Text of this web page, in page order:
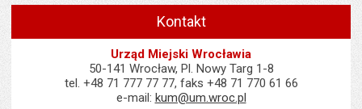
Kontakt
Urząd Miejski Wrocławia
50-141 Wrocław, Pl. Nowy Targ 1-8
tel. +48 71 777 77 77, faks +48 71 770 61 66
e-mail: kum@um.wroc.pl